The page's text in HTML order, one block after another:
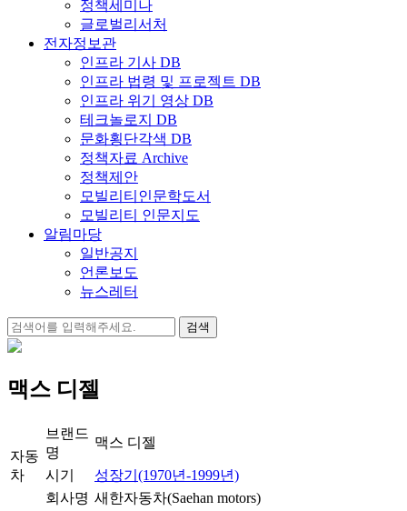
정책세미나
글로벌리서처
전자정보관
인프라 기사 DB
인프라 법령 및 프로젝트 DB
인프라 위기 영상 DB
테크놀로지 DB
문화횡단각색 DB
정책자료 Archive
정책제안
모빌리티인문학도서
모빌리티 인문지도
알림마당
일반공지
언론보도
뉴스레터
검
색:
맥스 디젤
자동
차
브랜드
명
맥스 디젤
시기
성장기(1970년-1999년)
회사명 새한자동차(Saehan motors)